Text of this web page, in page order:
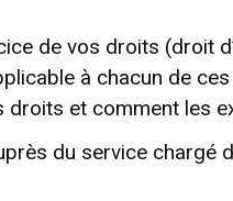
de vos droits (droit
à chacun de
et comment les
du service chargé